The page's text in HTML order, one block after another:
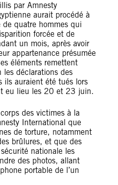
par Amnesty
aurait procédé à
de quatre hommes qui
forcée et de
un mois, après avoir
appartenance présumée
éléments remettent
les déclarations des
ils auraient été tués lors
eu lieu les 20 et 23 juin.
des victimes à la
International que
de torture, notamment
brûlures, et que des
nationale les
des photos, allant
portable de l’un